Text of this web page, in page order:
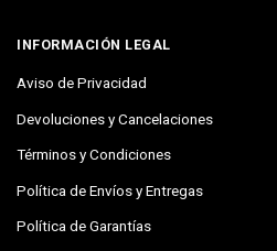
INFORMACIÓN LEGAL
Aviso de Privacidad
Devoluciones y Cancelaciones
Términos y Condiciones
Política de Envíos y Entregas
Política de Garantías